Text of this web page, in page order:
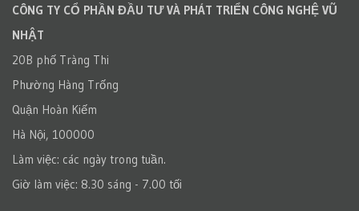
CÔNG TY CỔ PHẦN ĐẦU TƯ VÀ PHÁT TRIỂN CÔNG NGHỆ VŨ
NHẬT
20B phố Tràng Thi
Phường Hàng Trống
Quận Hoàn Kiếm
Hà Nội, 100000
Làm việc: các ngày trong tuần.
Giờ làm việc: 8.30 sáng - 7.00 tối